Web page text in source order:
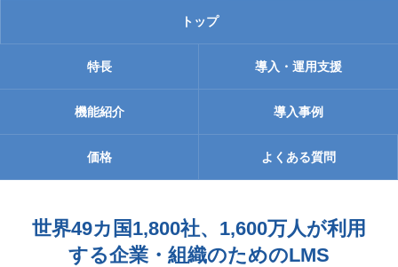
トップ
特長 導入・運用支援
機能紹介 導入事例
価格 よくある質問
世界49カ国1,800社、1,600万人が利用
する企業・組織のためのLMS